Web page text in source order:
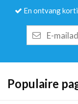
En ontvang
mailadres
Populaire